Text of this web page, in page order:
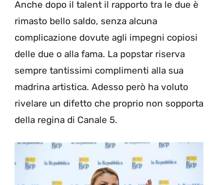
Anche dopo il talent il rapporto tra le due è
rimasto bello saldo, senza alcuna
complicazione dovute agli impegni copiosi
delle due o alla fama. La popstar riserva
sempre tantissimi complimenti alla sua
madrina artistica. Adesso però ha voluto
rivelare un difetto che proprio non sopporta
della regina di Canale 5.